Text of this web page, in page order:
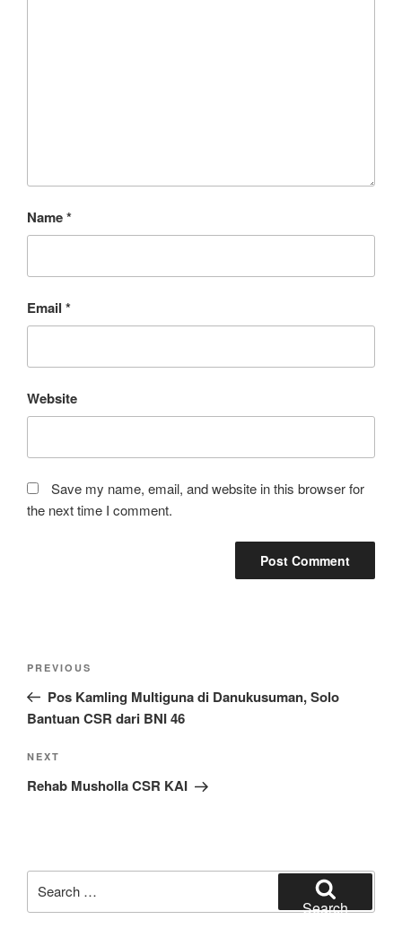
Name*
Email *
Website
Save my name, email, and website in this browser for
the next time I comment.
Previous
Post
PREVIOUS
Pos Kamling Multiguna di Danukusuman, Solo
Bantuan CSR dari BNI 46
Next
Post
NEXT
Rehab Musholla CSR KAI
for:
Search